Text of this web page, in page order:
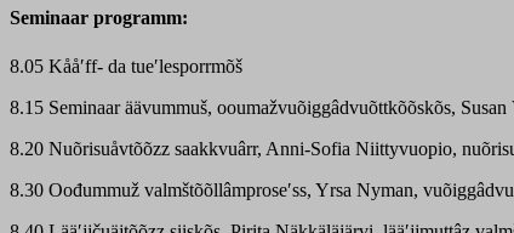
Seminaar programm:
8.05 Kååʹff- da tueʹlesporrmõš
8.15 Seminaar äävummuš, ooumažvuõiggâdvuõttkõõskõs, Susan
8.20 Nuõrisuåvtõõzz saakkvuârr, Anni-Sofia Niittyvuopio,
8.30 Oođummuž valmštõõllâmproseʹss, Yrsa Nyman,